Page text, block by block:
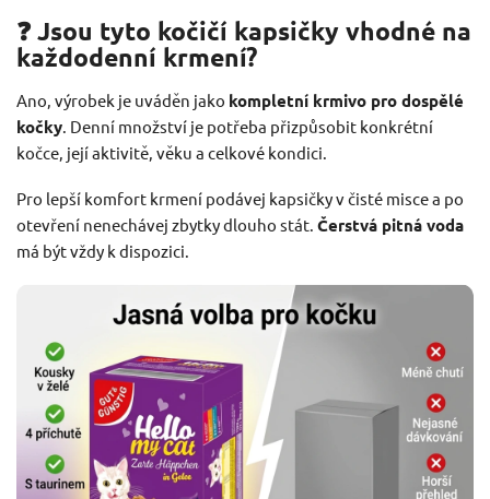
❓ Jsou tyto kočičí kapsičky vhodné na
každodenní krmení?
Ano, výrobek je uváděn jako kompletní krmivo pro dospělé
kočky. Denní množství je potřeba přizpůsobit konkrétní
kočce, její aktivitě, věku a celkové kondici.
Pro lepší komfort krmení podávej kapsičky v čisté misce a po
otevření nenechávej zbytky dlouho stát. Čerstvá pitná voda
má být vždy k dispozici.